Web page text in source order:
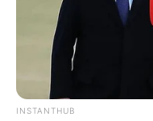
INSTANTHUB